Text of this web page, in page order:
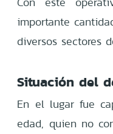
importante
diversos sectores
Situación del
En el lugar fue
edad, quien no